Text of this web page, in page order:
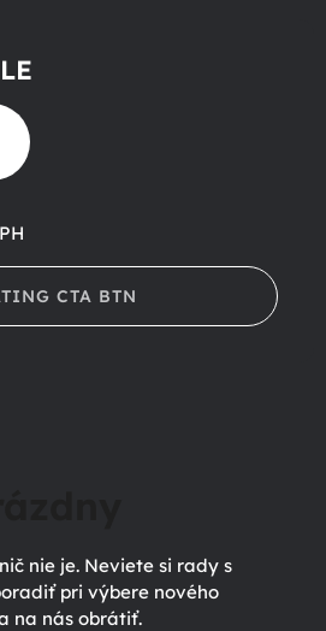
CTA BTN
nie je. Neviete si rady s
pri výbere nového
na nás obrátiť.